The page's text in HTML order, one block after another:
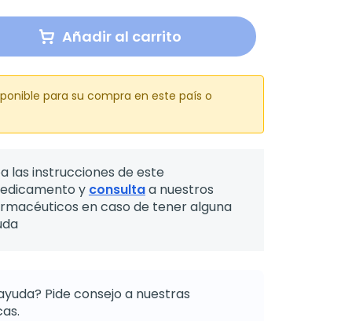
Añadir al carrito
para su compra en este país o
las instrucciones de este
y consultaa nuestros
en caso de tener alguna
Pide consejo a nuestras